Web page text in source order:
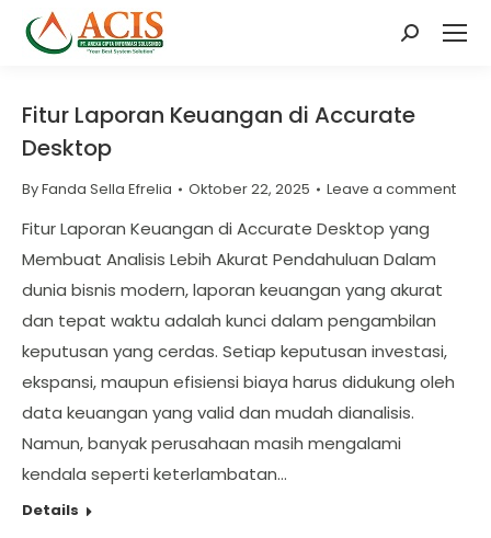
Search:
Fitur Laporan Keuangan di Accurate
Desktop
ByFanda Sella Efrelia Oktober 22, 2025 Leave a comment
Fitur Laporan Keuangan di Accurate Desktop yang
Membuat Analisis Lebih Akurat Pendahuluan Dalam
dunia bisnis modern, laporan keuangan yang akurat
dan tepat waktu adalah kunci dalam pengambilan
keputusan yang cerdas. Setiap keputusan investasi,
ekspansi, maupun efisiensi biaya harus didukung oleh
data keuangan yang valid dan mudah dianalisis.
Namun, banyak perusahaan masih mengalami
kendala seperti keterlambatan…
Details